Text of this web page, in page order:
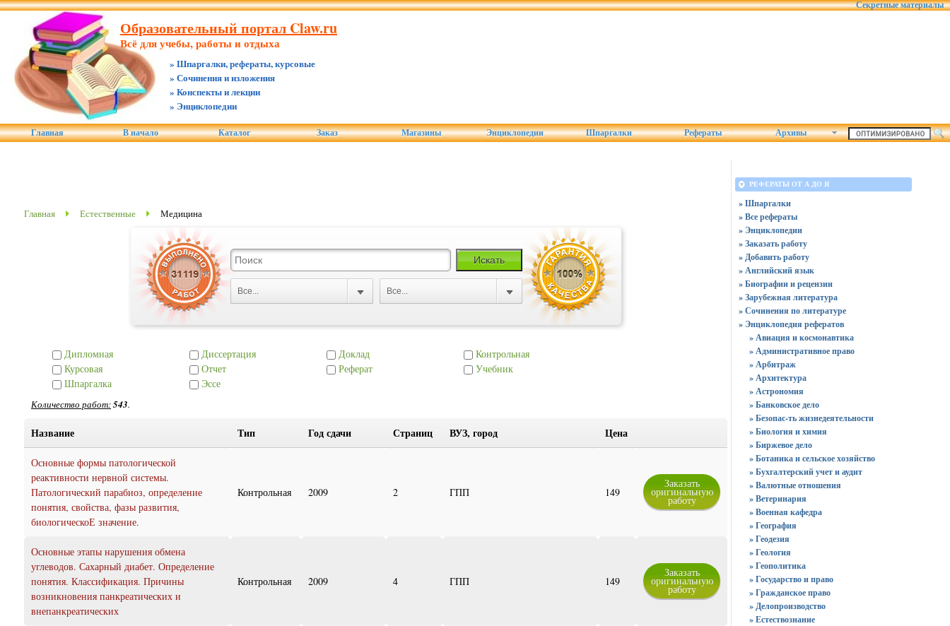
Секретные материалы
Образовательный портал Claw.ru
Всё для учебы, работы и отдыха
» Шпаргалки, рефераты, курсовые
» Сочинения и изложения
» Конспекты и лекции
» Энциклопедии
Главная В начало Каталог Заказ Магазины Энциклопедии Шпаргалки Рефераты Архивы
Главная Естественные Медицина
Все... Все...
Дипломная Диссертация Доклад
Контрольная
Курсовая
Отчет Реферат
Учебник
Шпаргалка
Эссе
Количество работ:543.
Название Тип Год сдачи Страниц ВУЗ, город Цена
Основные формы патологической
реактивности нервной системы.
Патологический парабиоз, определение
понятия, свойства, фазы развития,
биологическоЕ значение.
Контрольная 2009 2 ГПП 149
Заказать
оригинальную
работу
Основные этапы нарушения обмена
углеводов. Сахарный диабет. Определение
понятия. Классификация. Причины
возникновения панкреатических и
внепанкреатических
Контрольная 2009 4 ГПП 149
Заказать
оригинальную
работу
РЕФЕРАТЫ ОТ А ДО Я
» Шпаргалки
» Все рефераты
» Энциклопедии
» Заказать работу
» Добавить работу
» Английский язык
» Биографии и рецензии
» Зарубежная литература
» Сочинения по литературе
» Энциклопедия рефератов
» Авиация и космонавтика
» Административное право
» Арбитраж
» Архитектура
» Астрономия
» Банковское дело
» Безопас-ть жизнедеятельности
» Биология и химия
» Биржевое дело
» Ботаника и сельское хозяйство
» Бухгалтерский учет и аудит
» Валютные отношения
» Ветеринария
» Военная кафедра
» География
» Геодезия
» Геология
» Геополитика
» Государство и право
» Гражданское право
» Делопроизводство
» Естествознание